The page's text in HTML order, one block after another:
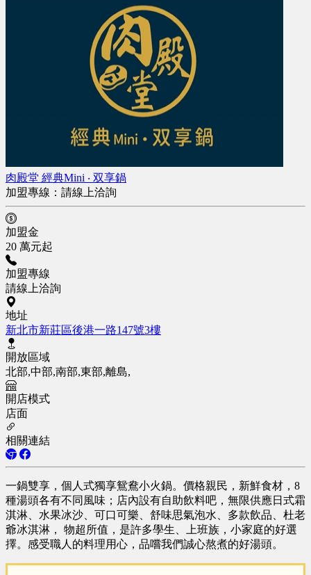
肉殿堂 經典Mini ‧ 双享鍋
加盟專線： 請線上洽詢
加盟金
20 萬元起
加盟專線
請線上洽詢
地址
新北市新莊區後港一路147號3樓
開放區域
北部,中部,南部,東部,離島,
開店模式
店面
相關連結
一鍋雙享，個人式獨享鴛鴦小火鍋。價格親民，新鮮食材，8
種湯頭各有不同風味；店內設有自助飲料吧，無限供應日式霜
淇淋、水果冰沙、可口可樂、舒味思氣泡水、多款飲品、杜老
爺冰淇淋， 物超所值，是許多學生、上班族，小家庭的好選
擇。感受職人的料理用心，品嚐我們誠心熬煮的好湯頭。